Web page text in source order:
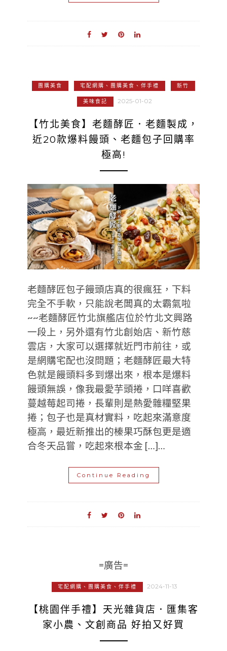
團購美食 宅配網購、團購美食、伴手禮 新竹
美味食記 2025-01-02
【竹北美食】老麵酵匠．老麵製成，
近20款爆料饅頭、老麵包子回購率
極高!
老麵酵匠包子饅頭店真的很瘋狂，下料
完全不手軟，只能說老闆真的太霸氣啦
~~老麵酵匠竹北旗艦店位於竹北文興路
一段上，另外還有竹北創始店、新竹慈
雲店，大家可以選擇就近門市前往，或
是網購宅配也沒問題；老麵酵匠最大特
色就是饅頭料多到爆出來，根本是爆料
饅頭無誤，像我最愛芋頭捲，口咩喜歡
蔓越莓起司捲，長輩則是熱愛雜糧堅果
捲；包子也是真材實料，吃起來滿意度
極高，最近新推出的榛果巧酥包更是適
合冬天品嘗，吃起來根本金 […]…
Continue Reading
=廣告=
宅配網購、團購美食、伴手禮 2024-11-13
【桃園伴手禮】天光雜貨店．匯集客
家小農、文創商品 好拍又好買